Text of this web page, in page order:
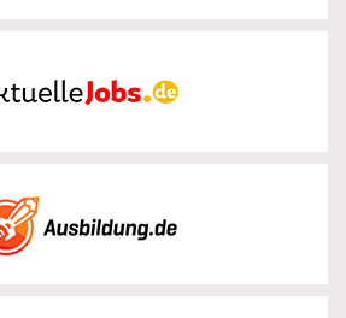
zur Partnerseite
Ausbildung.de
zur Partnerseite